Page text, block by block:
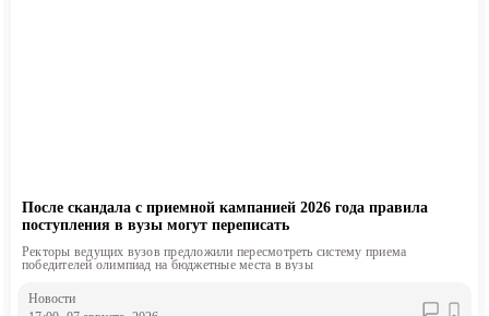
После скандала с приемной кампанией 2026 года правила
поступления в вузы могут переписать
Ректоры ведущих вузов предложили пересмотреть систему приема
победителей олимпиад на бюджетные места в вузы
Новости